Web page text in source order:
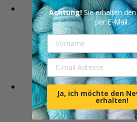
Advent 2025
Advent 2025
Advent
Advent
Achtung!Sie erhalten
per E-Mail.
Vorname
E-mail Adresse
Ja, ich möchte den
erhalten!